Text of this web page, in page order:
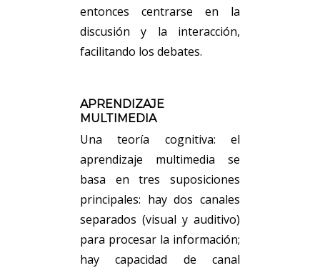
entonces centrarse en la
discusión y la interacción,
facilitando los debates.
APRENDIZAJE
MULTIMEDIA
Una teoría cognitiva: el
aprendizaje multimedia se
basa en tres suposiciones
principales: hay dos canales
separados (visual y auditivo)
para procesar la información;
hay capacidad de canal